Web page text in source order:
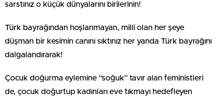
sarstınız o küçük dünyalarını birilerinin!
Türk bayrağından hoşlanmayan, milli olan her şeye
düşman bir kesimin canını sıktınız her yanda Türk bayrağını
dalgalandırarak!
Çocuk doğurma eylemine “soğuk” tavır alan feministleri
de, çocuk doğurtup kadınları eve tıkmayı hedefleyen